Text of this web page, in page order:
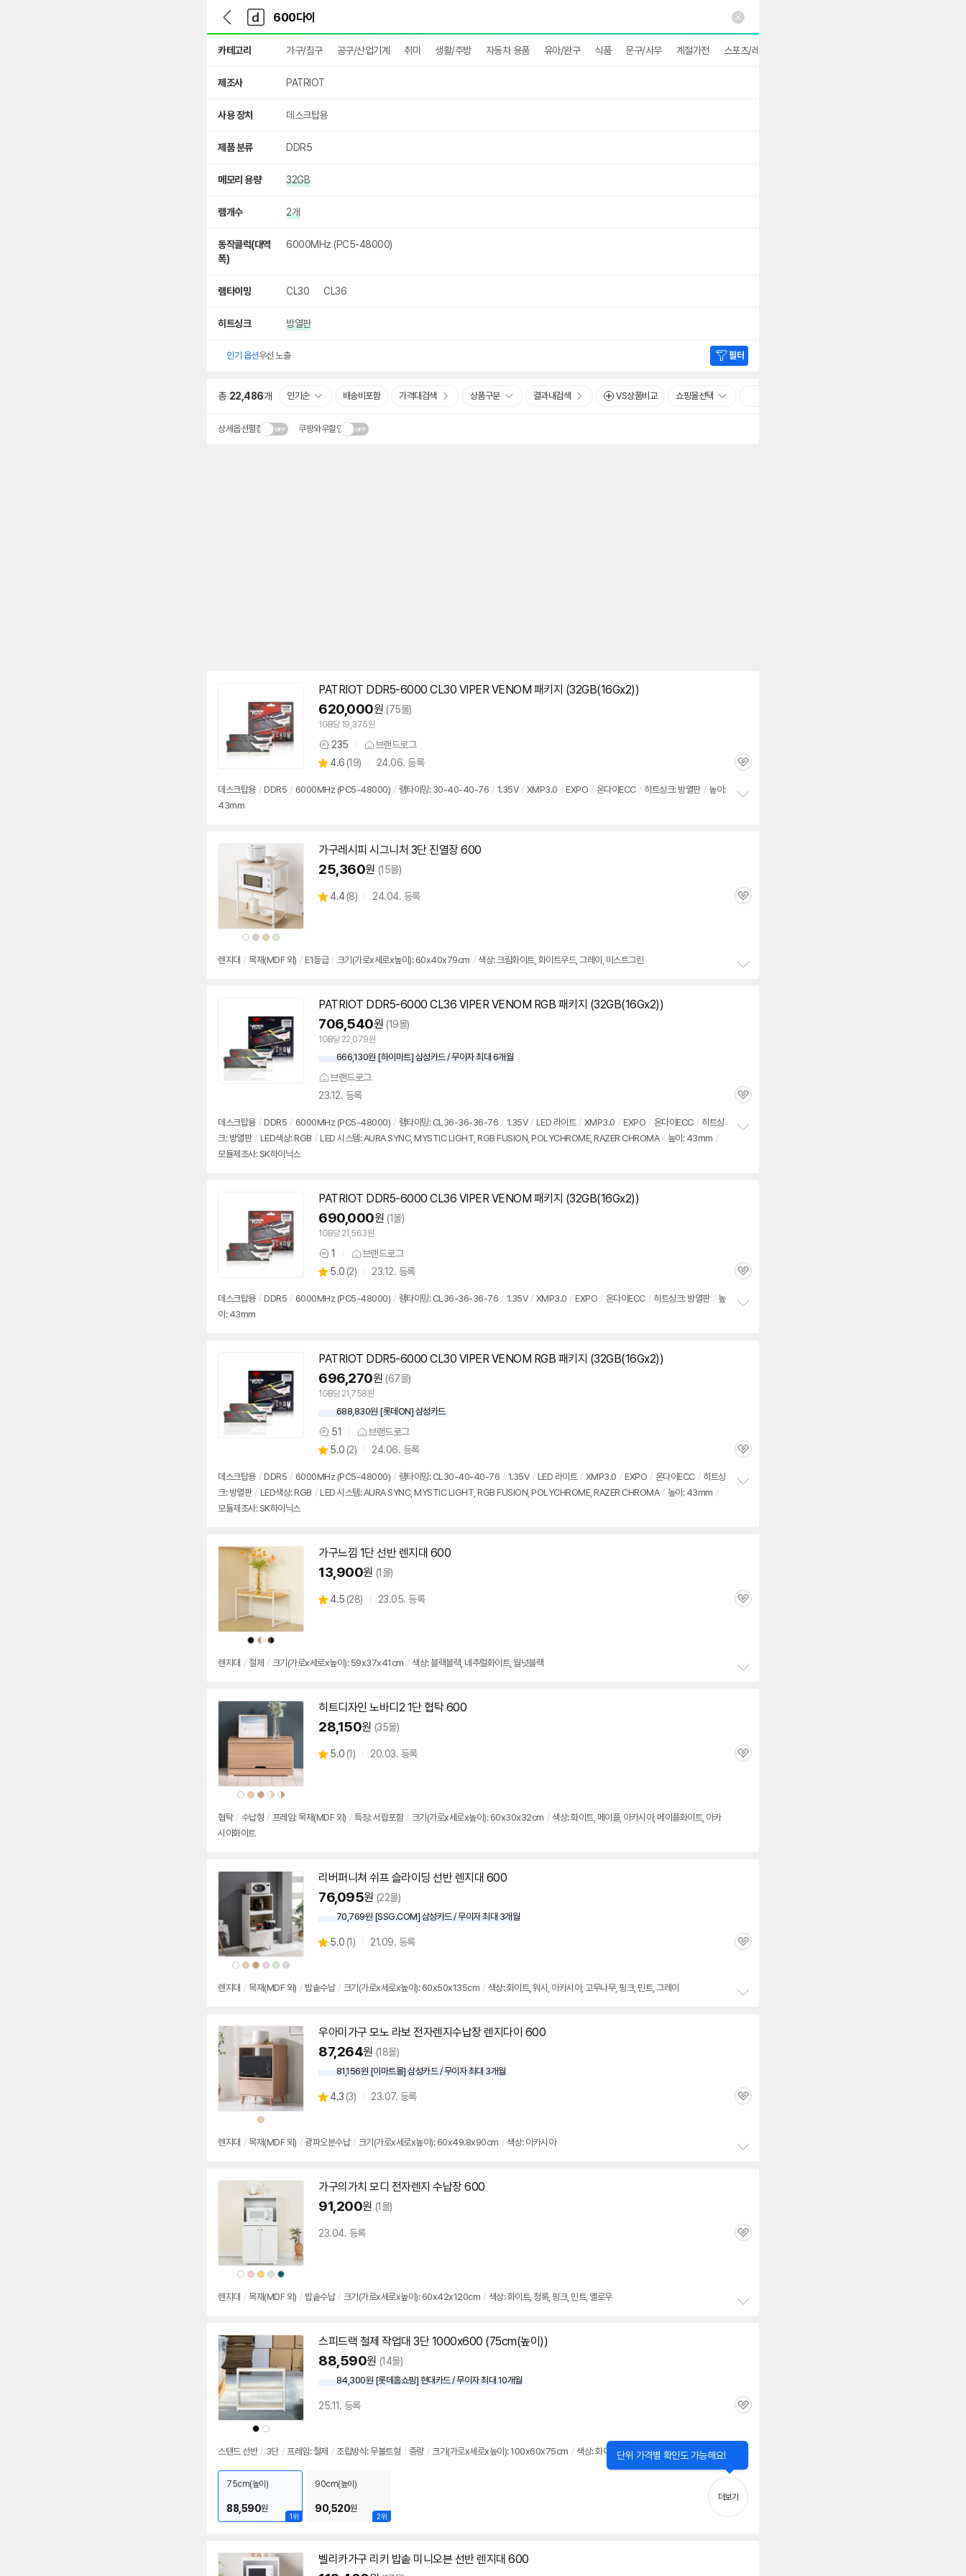
다
나
와
가
기
다
와
메
인
카테고리 가구/침구 공구/산업기계 취미 생활/주방 자동차 용품 유아/완구 식품 문구/사무 계절가전 스포츠/레저
제조사 PATRIOT
사용 장치 데스크탑용
제품 분류 DDR5
메모리 용량 32GB
램개수 2개
동작클럭(대역
폭)
6000MHz (PC5-48000)
램타이밍 CL30 CL36
히트싱크 방열판
인기 옵션우선 노출 필터
총 22,486개 인기순 배송비포함 가격대검색 상품구분 결과내검색 VS상품비교 쇼핑몰선택
상세옵션펼침 쿠팡와우할인
PATRIOT DDR5-6000 CL30 VIPER VENOM 패키지 (32GB(16Gx2))
620,000원 (75몰)
1GB당 19,375원
상
품
견
235 브랜드로그
별
점
4.6 (상
리
19) 24.06. 등록
관
데스크탑용 / DDR5 / 6000MHz (PC5-48000) / 램타이밍: 30-40-40-76 / 1.35V / XMP3.0 / EXPO / 온다이 ECC / 히트싱크: 방열판 / 높이:
43mm
상
품
상
상
품
상
상
품
색
상
상
품
상
가구레시피 시그니처 3단 진열장600
25,360원 (15몰)
별
4.4 (상
8) 24.04. 등록
관
렌지대 / 목재(MDF 외) / E1등급 / 크기(가로x세로x높이): 60x40x79cm / 색상: 크림화이트, 화이트우드, 그레이, 미스트그린
PATRIOT DDR5-6000 CL36 VIPER VENOM RGB 패키지 (32GB(16Gx2))
706,540원 (19몰)
1GB당 22,079원
666,130원 [하이마트] 삼성카드 / 무이자 최대 6개월
브랜드로그
23.12. 등록
관
데스크탑용 / DDR5 / 6000MHz (PC5-48000) / 램타이밍: CL36-36-36-76 / 1.35V / LED 라이트 / XMP3.0 / EXPO / 온다이 ECC / 히트싱
크: 방열판 / LED색상: RGB / LED 시스템: AURA SYNC, MYSTIC LIGHT, RGB FUSION, POLYCHROME, RAZER CHROMA / 높이: 43mm /
모듈제조사: SK하이닉스
PATRIOT DDR5-6000 CL36 VIPER VENOM 패키지 (32GB(16Gx2))
690,000원 (1몰)
1GB당 21,563원
상
품
견
1 브랜드로그
별
점
5.0 (상
리
2) 23.12. 등록
관
데스크탑용 / DDR5 / 6000MHz (PC5-48000) / 램타이밍: CL36-36-36-76 / 1.35V / XMP3.0 / EXPO / 온다이 ECC / 히트싱크: 방열판 / 높
이: 43mm
PATRIOT DDR5-6000 CL30 VIPER VENOM RGB 패키지 (32GB(16Gx2))
696,270원 (67몰)
1GB당 21,758원
688,830원 [롯데ON] 삼성카드
상
품
견
51 브랜드로그
별
점
5.0 (상
리
뷰
2) 24.06. 등록
관
데스크탑용 / DDR5 / 6000MHz (PC5-48000) / 램타이밍: CL30-40-40-76 / 1.35V / LED 라이트 / XMP3.0 / EXPO / 온다이 ECC / 히트싱
크: 방열판 / LED색상: RGB / LED 시스템: AURA SYNC, MYSTIC LIGHT, RGB FUSION, POLYCHROME, RAZER CHROMA / 높이: 43mm /
모듈제조사: SK하이닉스
상
품
색
상
상
품
색
상
상
품
색
상
상
품
상
상
품
상
가구느낌 1단 선반 렌지대 600
13,900원 (1몰)
별
4.5 (상
28) 23.05. 등록
관
렌지대 / 철제 / 크기(가로x세로x높이): 59x37x41cm / 색상: 블랙블랙, 네추럴화이트, 월넛블랙
상
품
상
상
품
상
상
품
색
상
상
품
상
상
품
상
상
품
색
상
상
품
색
상
히트디자인 노바디2 1단 협탁600
28,150원 (35몰)
별
5.0 (상
1) 20.03. 등록
관
협탁 / 수납형 / 프레임: 목재(MDF 외) / 특징: 서랍포함 / 크기(가로x세로x높이): 60x30x32cm / 색상: 화이트, 메이플, 아카시아, 메이플화이트, 아카
시아화이트
상
품
색
상
상
품
상
상
품
상
상
품
색
상
상
품
상
상
품
상
리버퍼니쳐 쉬프 슬라이딩 선반 렌지대 600
76,095원 (22몰)
70,769원 [SSG.COM] 삼성카드 / 무이자 최대 3개월
별
5.0 (상
뷰
1) 21.09. 등록
관
렌지대 / 목재(MDF 외) / 밥솥수납 / 크기(가로x세로x높이): 60x50x135cm / 색상: 화이트, 워시, 아카시아, 고무나무, 핑크, 민트, 그레이
상
품
색
상
우아미가구 모노 라보 전자렌지수납장 렌지다이 600
87,264원 (18몰)
81,156원 [이마트몰] 삼성카드 / 무이자 최대 3개월
별
4.3 (상
뷰
3) 23.07. 등록
관
렌지대 / 목재(MDF 외) / 광파오븐수납 / 크기(가로x세로x높이): 60x49.8x90cm / 색상: 아카시아
상
품
색
상
상
품
상
상
품
색
상
상
품
상
상
품
상
가구의가치 모디 전자렌지 수납장600
91,200원 (1몰)
23.04. 등록
관
렌지대 / 목재(MDF 외) / 밥솥수납 / 크기(가로x세로x높이): 60x42x120cm / 색상: 화이트, 청록, 핑크, 민트, 옐로우
상
품
색
상
상
품
상
스피드랙 철제 작업대 3단 1000x600 (75cm(높이))
88,590원 (14몰)
84,300원 [롯데홈쇼핑] 현대카드 / 무이자 최대 10개월
25.11. 등록
관
스탠드 선반 / 3단 / 프레임: 철제 / 조립방식: 무볼트형 / 중량 / 크기(가로x세로x높이): 100x60x75cm / 색상: 화이트, 블랙
정
펼
치
1위
75cm(높이)
88,590원
2위
90cm(높이)
90,520원
단위 가격별 확인도 가능해요!
기
더보기
벨리카가구 리키 밥솥 미니오븐 선반 렌지대 600